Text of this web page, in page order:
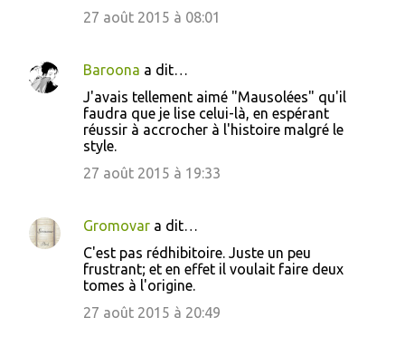
27 août 2015 à 08:01
Baroona a dit…
J'avais tellement aimé "Mausolées" qu'il
faudra que je lise celui-là, en espérant
réussir à accrocher à l'histoire malgré le
style.
27 août 2015 à 19:33
Gromovar a dit…
C'est pas rédhibitoire. Juste un peu
frustrant; et en effet il voulait faire deux
tomes à l'origine.
27 août 2015 à 20:49